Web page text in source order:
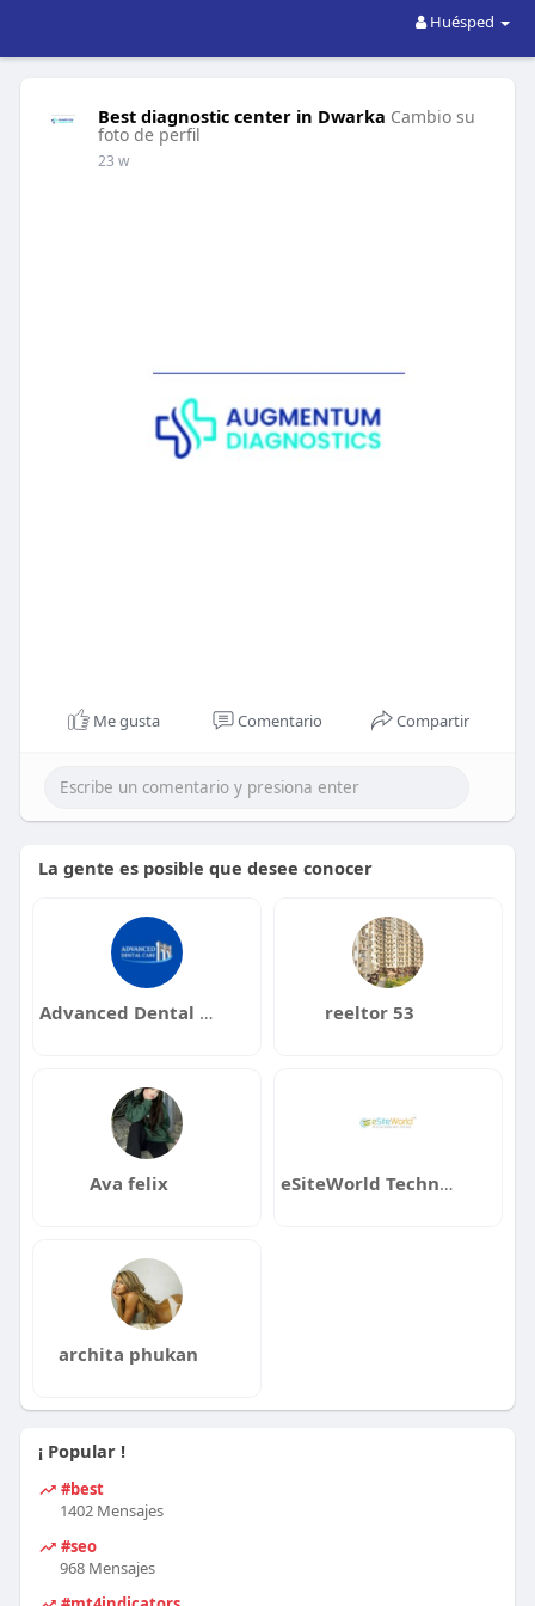
Huésped
Best diagnostic center in Dwarka Cambio su
foto de perfil
23 w
Me gusta Comentario Compartir
La gente es posible que desee conocer
Advanced Dental Care reeltor 53
Ava felix eSiteWorld Technolabs
archita phukan
¡ Popular !
#best
1402 Mensajes
#seo
968 Mensajes